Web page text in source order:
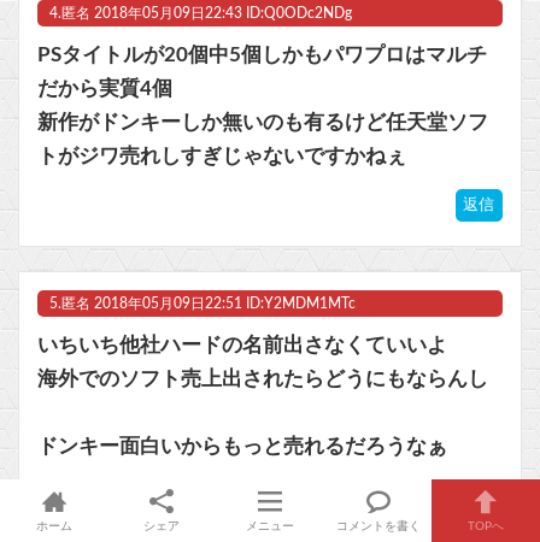
4. 匿名 2018年05月09日22:43 ID:Q0ODc2NDg
PSタイトルが20個中5個しかもパワプロはマルチ
だから実質4個
新作がドンキーしか無いのも有るけど任天堂ソフ
トがジワ売れしすぎじゃないですかねぇ
返信
5. 匿名 2018年05月09日22:51 ID:Y2MDM1MTc
いちいち他社ハードの名前出さなくていいよ
海外でのソフト売上出されたらどうにもならんし
ドンキー面白いからもっと売れるだろうなぁ
返信
ホーム シェア メニュー コメントを書く TOPへ